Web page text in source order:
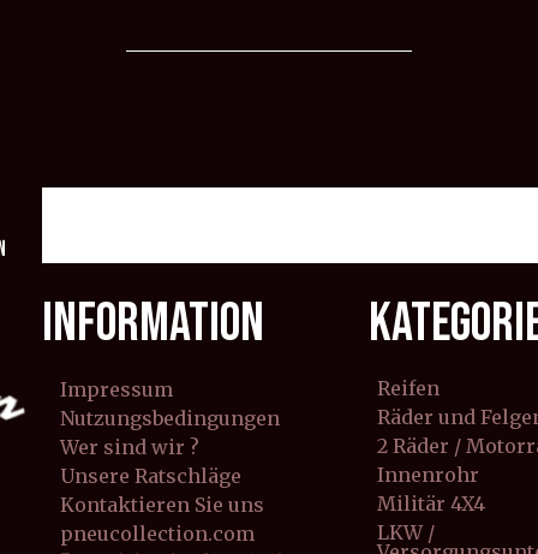
INFORMATION
Impressum
Nutzungsbedingungen
Wer sind wir ?
Unsere Ratschläge
Kontaktieren Sie uns
pneucollection.com
Reifen
Räder und
2 Räder /
Innenrohr
Militär 4X4
LKW /